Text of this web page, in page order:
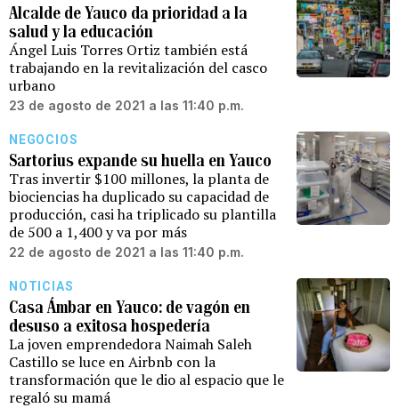
Alcalde de Yauco da prioridad a la
salud y la educación
Ángel Luis Torres Ortiz también está
trabajando en la revitalización del casco
urbano
23 de agosto de 2021 a las 11:40 p.m.
NEGOCIOS
Sartorius expande su huella en Yauco
Tras invertir $100 millones, la planta de
biociencias ha duplicado su capacidad de
producción, casi ha triplicado su plantilla
de 500 a 1,400 y va por más
22 de agosto de 2021 a las 11:40 p.m.
NOTICIAS
Casa Ámbar en Yauco: de vagón en
desuso a exitosa hospedería
La joven emprendedora Naimah Saleh
Castillo se luce en Airbnb con la
transformación que le dio al espacio que le
regaló su mamá